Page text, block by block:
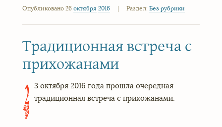
Опубликовано 26 октября 2016 | Раздел: Без рубрики
Традиционная встреча с
прихожанами
2 3 октября 2016 года прошла очередная
традиционная встреча с прихожанами.